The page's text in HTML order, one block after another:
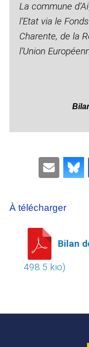
La commune
l’Etat via le
Charente, de la
l’Union
À télécharger
Bilan
498.5 kio)